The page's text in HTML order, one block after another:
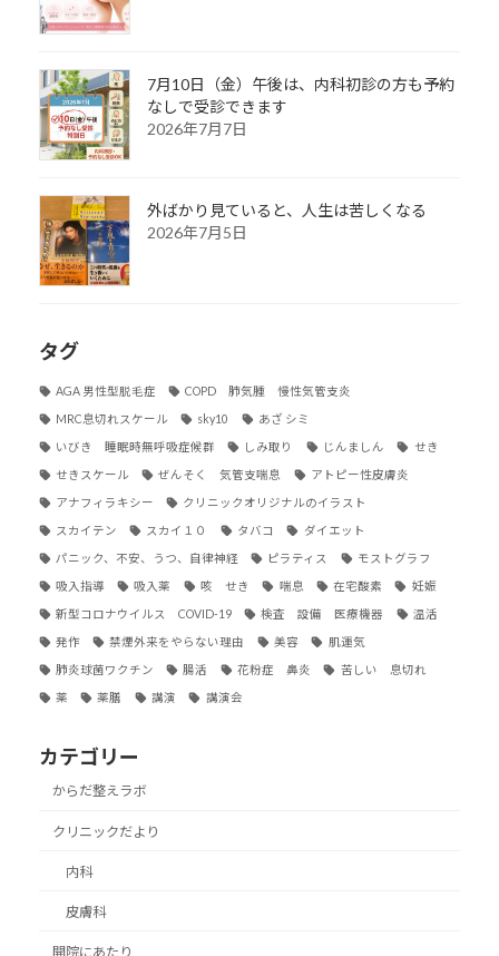
7月10日（金）午後は、内科初診の方も予約
なしで受診できます
2026年7月7日
外ばかり見ていると、人生は苦しくなる
2026年7月5日
タグ
AGA 男性型脱毛症 COPD 肺気腫 慢性気管支炎
MRC息切れスケール sky10 あざ シミ
いびき 睡眠時無呼吸症候群 しみ取り じんましん せき
せきスケール ぜんそく 気管支喘息 アトピー性皮膚炎
アナフィラキシー クリニックオリジナルのイラスト
スカイテン スカイ１０ タバコ ダイエット
パニック、不安、うつ、自律神経 ピラティス モストグラフ
吸入指導 吸入薬 咳 せき 喘息 在宅酸素 妊娠
新型コロナウイルス COVID-19 検査 設備 医療機器 温活
発作 禁煙外来をやらない理由 美容 肌運気
肺炎球菌ワクチン 腸活 花粉症 鼻炎 苦しい 息切れ
薬 薬膳 講演 講演会
カテゴリー
からだ整えラボ
クリニックだより
内科
皮膚科
開院にあたり